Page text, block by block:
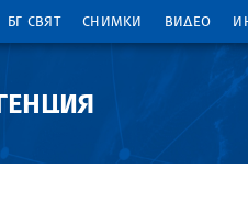
БГ СВЯТ СНИМКИ ВИДЕО